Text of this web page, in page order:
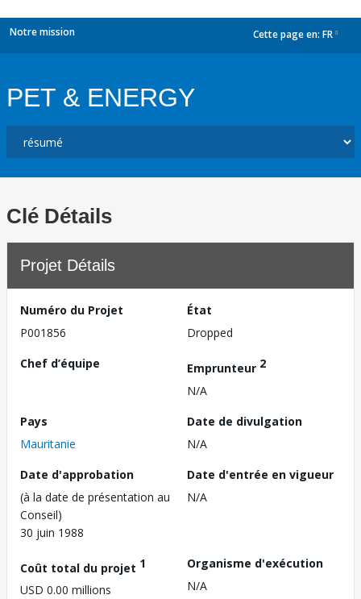
Notre mission Cette page en: FR
PET & ENERGY
Clé Détails
Projet Détails
Numéro du Projet
P001856
État
Dropped
Chef d’équipe
Emprunteur 2
N/A
Pays
Mauritanie
Date de divulgation
N/A
Date d'approbation
(à la date de présentation au
Conseil)
30 juin 1988
Date d'entrée en vigueur
N/A
Coût total du projet 1
USD 0.00 millions
Organisme d'exécution
N/A